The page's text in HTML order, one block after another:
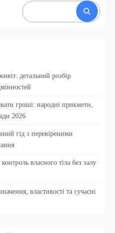
детальний розбір
гроші: народні прикмети,
2026
гід з перевіреними
власного тіла без залу
властивості та сучасні